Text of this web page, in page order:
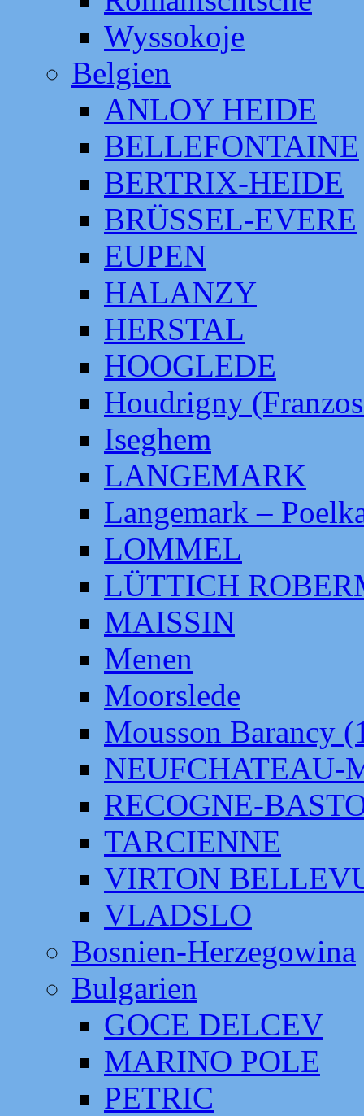
Wyssokoje
Belgien
ANLOY HEIDE
BELLEFONTAINE
BERTRIX-HEIDE
BRÜSSEL-EVERE
EUPEN
HALANZY
HERSTAL
HOOGLEDE
Houdrigny
Iseghem
LANGEMARK
Langemark –
LOMMEL
LÜTTICH
MAISSIN
Menen
Moorslede
Mousson Barancy
NEUFCHATEAU-
RECOGNE-
TARCIENNE
VIRTON
VLADSLO
Bosnien-Herzegowina
Bulgarien
GOCE DELCEV
MARINO POLE
PETRIC